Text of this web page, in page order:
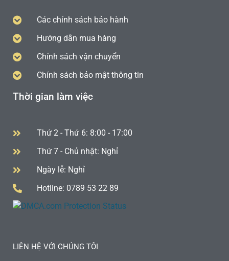
Các chính sách bảo hành
Hướng dẫn mua hàng
Chính sách vận chuyển
Chính sách bảo mật thông tin
Thời gian làm việc
Thứ 2 - Thứ 6: 8:00 - 17:00
Thứ 7 - Chủ nhật: Nghỉ
Ngày lễ: Nghỉ
Hotline: 0789 53 22 89
LIÊN HỆ VỚI CHÚNG TÔI